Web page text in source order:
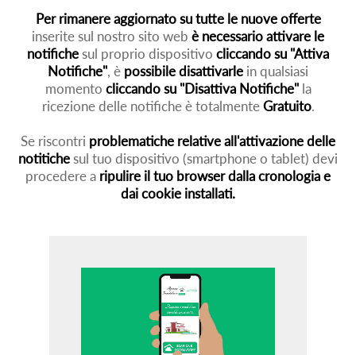
Per rimanere aggiornato su tutte le nuove offerte
inserite sul nostro sito web è necessario attivare le
notifiche sul proprio dispositivo cliccando su "Attiva
Notifiche", è possibile disattivarle in qualsiasi
momento cliccando su "Disattiva Notifiche"la
ricezione delle notifiche è totalmenteGratuito.
Se riscontri problematiche relative all'attivazione delle
notitiche sul tuo dispositivo (smartphone o tablet) devi
procedere a ripulire il tuo browser dalla cronologia e
dai cookie installati.